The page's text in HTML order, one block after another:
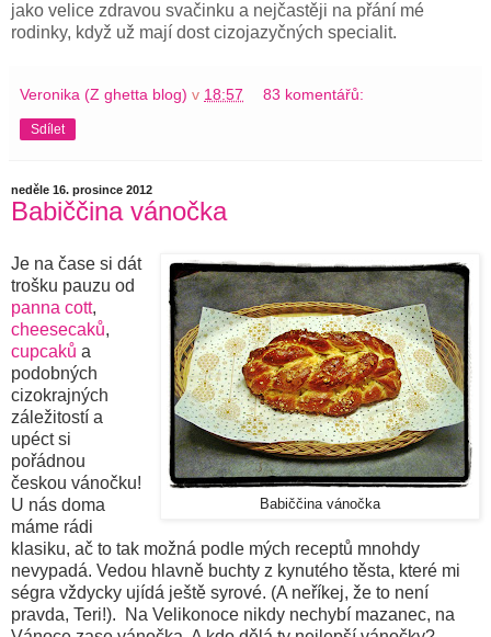
jako velice zdravou svačinku a nejčastěji na přání mé
rodinky, když už mají dost cizojazyčných specialit.
Veronika (Z ghetta blog) v 18:57 83 komentářů:
Sdílet
neděle 16. prosince 2012
Babiččina vánočka
Babiččina vánočka
Je na čase si dát
trošku pauzu od
panna cott,
cheesecaků,
cupcaků a
podobných
cizokrajných
záležitostí a
upéct si
pořádnou
českou vánočku!
U nás doma
máme rádi
klasiku, ač to tak možná podle mých receptů mnohdy
nevypadá. Vedou hlavně buchty z kynutého těsta, které mi
ségra vždycky ujídá ještě syrové. (A neříkej, že to není
pravda, Teri!). Na Velikonoce nikdy nechybí mazanec, na